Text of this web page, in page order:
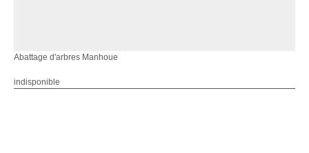
Abattage d'arbres Manhoue
indisponible